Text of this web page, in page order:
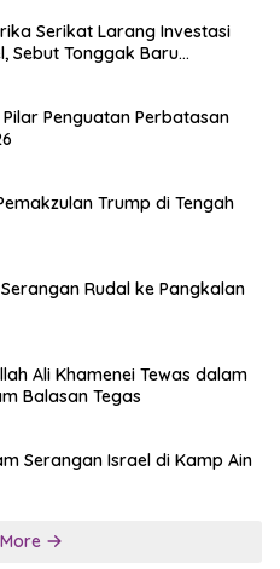
Serikat Larang Investasi
Sebut Tonggak Baru
Penguatan Perbatasan
Trump di Tengah
Rudal ke Pangkalan
Ali Khamenei Tewas dalam
Balasan Tegas
Serangan Israel di Kamp Ain